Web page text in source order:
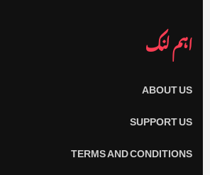
اہم لنک
ABOUT US
SUPPORT US
TERMS AND CONDITIONS